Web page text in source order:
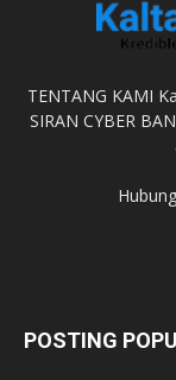
TENTANG KAMI
SIRAN CYBER
POSTING